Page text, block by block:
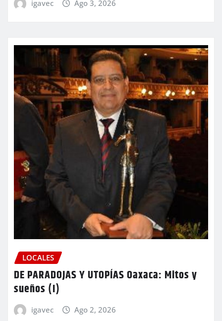
igavec Ago 3, 2026
LOCALES
DE PARADOJAS Y UTOPÍAS Oaxaca: Mitos y
sueños (I)
igavec Ago 2, 2026